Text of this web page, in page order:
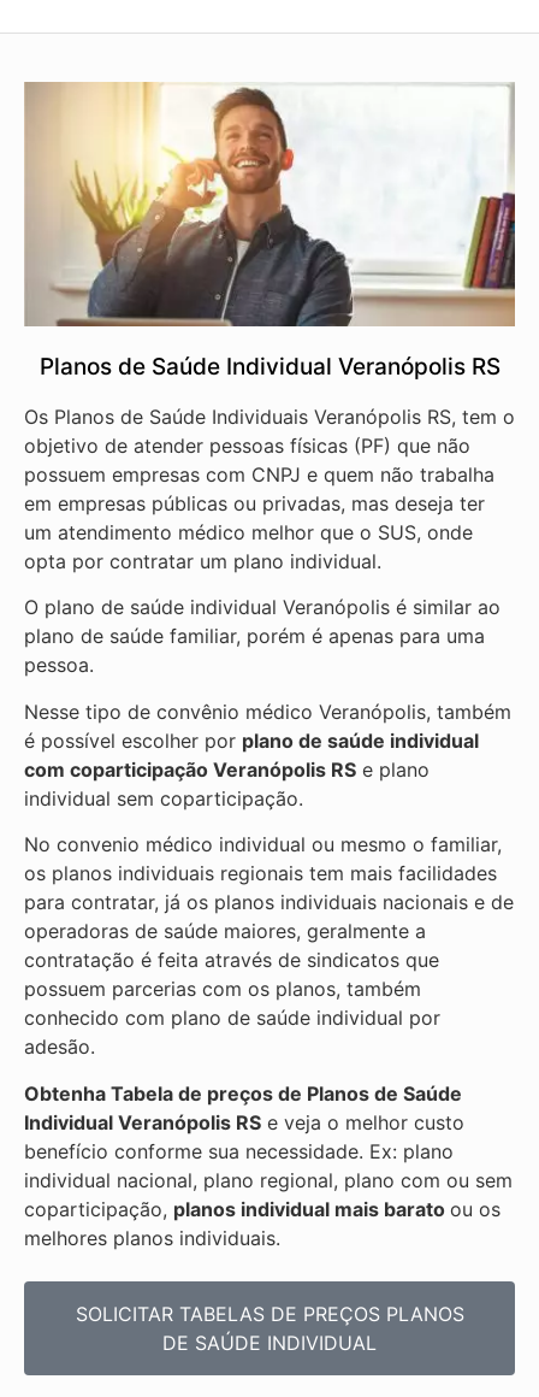
Planos de Saúde Individual Veranópolis RS
Os Planos de Saúde Individuais Veranópolis RS, tem o
objetivo de atender pessoas físicas (PF) que não
possuem empresas com CNPJ e quem não trabalha
em empresas públicas ou privadas, mas deseja ter
um atendimento médico melhor que o SUS, onde
opta por contratar um plano individual.
O plano de saúde individual Veranópolis é similar ao
plano de saúde familiar, porém é apenas para uma
pessoa.
Nesse tipo de convênio médico Veranópolis, também
é possível escolher por plano de saúde individual
com coparticipação Veranópolis RS e plano
individual sem coparticipação.
No convenio médico individual ou mesmo o familiar,
os planos individuais regionais tem mais facilidades
para contratar, já os planos individuais nacionais e de
operadoras de saúde maiores, geralmente a
contratação é feita através de sindicatos que
possuem parcerias com os planos, também
conhecido com plano de saúde individual por
adesão.
Obtenha Tabela de preços de Planos de Saúde
Individual Veranópolis RS e veja o melhor custo
benefício conforme sua necessidade. Ex: plano
individual nacional, plano regional, plano com ou sem
coparticipação, planos individual mais barato ou os
melhores planos individuais.
SOLICITAR TABELAS DE PREÇOS PLANOS
DE SAÚDE INDIVIDUAL